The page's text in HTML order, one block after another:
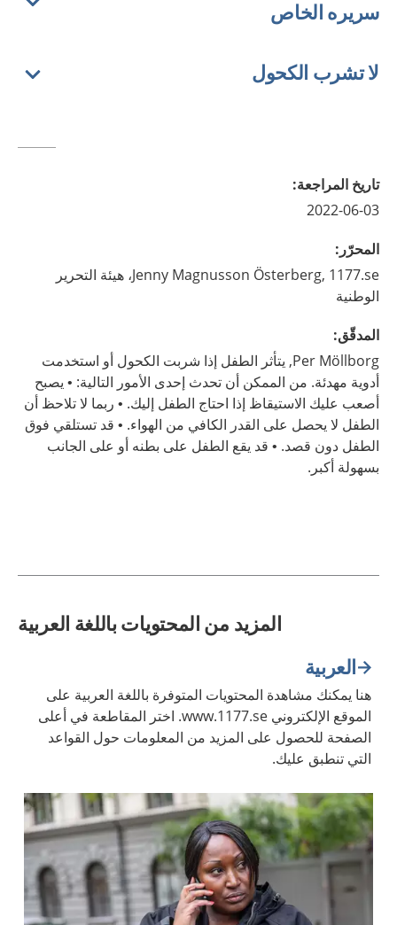
سريره الخاص
لا تشرب الكحول
تاريخ المراجعة:
2022-06-03
المحرّر :
Jenny Magnusson Österberg,
1177.se، هيئة التحرير
الوطنية
المدقّق:
Per Möllborg,
يتأثر الطفل إذا شربت الكحول أو استخدمت
أدوية مهدئة. من الممكن أن تحدث إحدى الأمور التالية: • يصبح
أصعب عليك الاستيقاظ إذا احتاج الطفل إليك. • ربما لا تلاحظ أن
الطفل لا يحصل على القدر الكافي من الهواء. • قد تستلقي فوق
الطفل دون قصد. • قد يقع الطفل على بطنه أو على الجانب
بسهولة أكبر.
المزيد من المحتويات باللغة العربية
العربية
هنا يمكنك مشاهدة المحتويات المتوفرة باللغة العربية على
الموقع الإلكتروني www.1177.se. اختر المقاطعة في أعلى
الصفحة للحصول على المزيد من المعلومات حول القواعد
التي تنطبق عليك.